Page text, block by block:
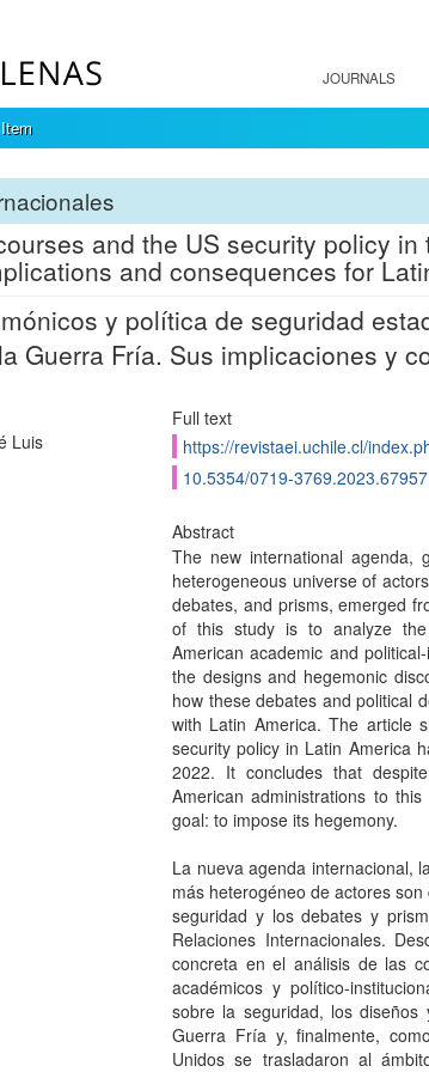
JOURNALS
and the US security policy
and consequences for
y política de seguridad
Guerra Fría. Sus implicaciones y
Luis
Full text
https://revistaei.uchile.cl/
10.5354/0719-3769.2023.67957
Abstract
The new international agenda,
heterogeneous universe of
debates, and prisms, emerged
of this study is to analyze the
American academic and
the designs and hegemonic
how these debates and political
with Latin America. The article
security policy in Latin America
2022. It concludes that
American administrations to
goal: to impose its hegemony.
La nueva agenda internacional,
más heterogéneo de actores
seguridad y los debates y
Relaciones Internacionales.
concreta en el análisis de las
académicos y político-
sobre la seguridad, los
Guerra Fría y, finalmente,
Unidos se trasladaron al